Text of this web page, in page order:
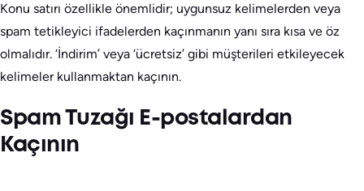
Konu satırı özellikle önemlidir; uygunsuz kelimelerden veya
spam tetikleyici ifadelerden kaçınmanın yanı sıra kısa ve öz
olmalıdır. ‘İndirim’ veya ‘ücretsiz’ gibi müşterileri etkileyecek
kelimeler kullanmaktan kaçının.
Spam Tuzağı E-postalardan
Kaçının